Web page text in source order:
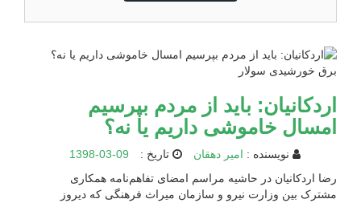
اردکانیان: باید از مردم بپرسیم
امسال خاموشی داریم یا نه؟
نویسنده : امیر دهقان تاریخ :
1398-03-09
رضا اردکانیان در حاشیه مراسم امضای تفاهم‌نامه همکاری
مشترک بین وزارت نیرو و سازمان میراث فرهنگی که دیروز